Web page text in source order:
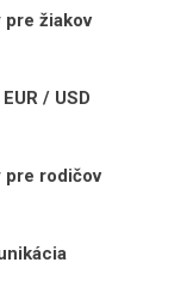
žiakov
/ USD
pre rodičov